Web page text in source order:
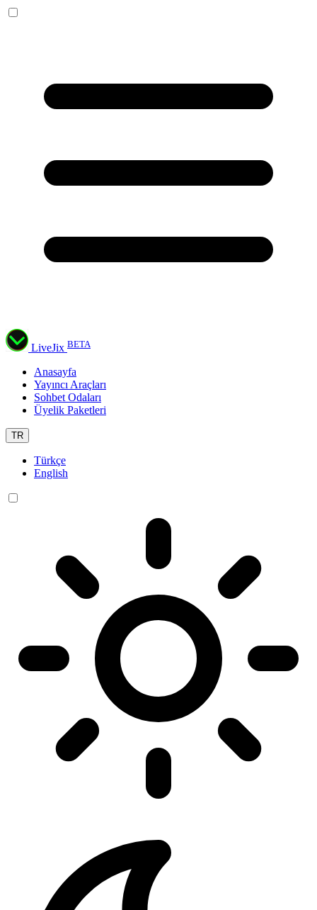
LiveJix BETA
Anasayfa
Yayıncı Araçları
Sohbet Odaları
Üyelik Paketleri
TR
Türkçe
English